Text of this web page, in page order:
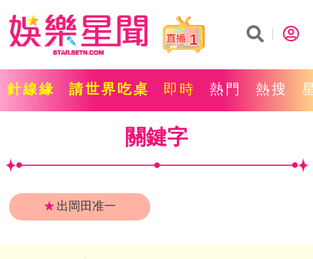
1
針線緣 請世界吃桌 即時 熱門 熱搜
關鍵字
★ 出岡田准一